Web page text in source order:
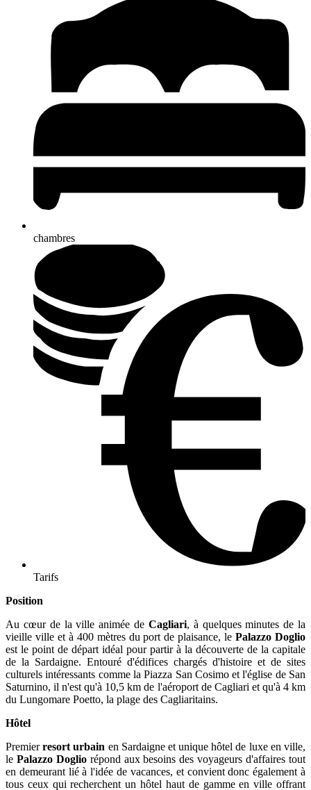
chambres
Tarifs
Position
Au cœur de la ville animée de Cagliari, à quelques minutes de la
vieille ville et à 400 mètres du port de plaisance, lePalazzo Doglio
est le point de départ idéal pour partir à la découverte de la capitale
de la Sardaigne. Entouré d'édifices chargés d'histoire et de sites
culturels intéressants comme la Piazza San Cosimo et l'église de San
Saturnino, il n'est qu'à 10,5 km de l'aéroport de Cagliari et qu'à 4 km
du Lungomare Poetto, la plage des Cagliaritains.
Hôtel
Premierresort urbain en Sardaigne et unique hôtel de luxe en ville,
le Palazzo Dogliorépond aux besoins des voyageurs d'affaires tout
en demeurant lié à l'idée de vacances, et convient donc également à
tous ceux qui recherchent un hôtel haut de gamme en ville offrant